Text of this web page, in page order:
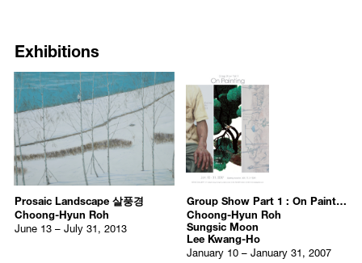
Exhibitions
Prosaic Landscape 살풍경
Choong-Hyun Roh
June 13 – July 31, 2013
Group Show Part 1 : On Painting
Choong-Hyun Roh
Sungsic Moon
Lee Kwang-Ho
January 10 – January 31, 2007